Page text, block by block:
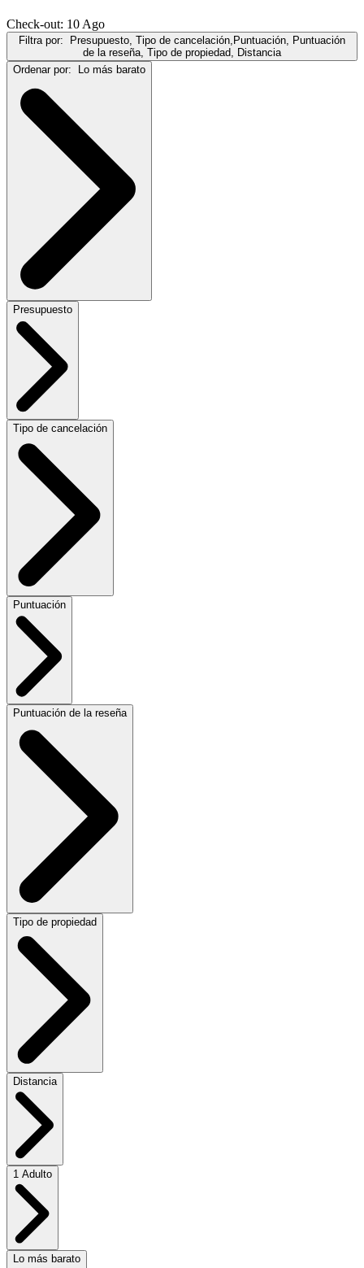
Check-out: 10 Ago
Filtra por: Presupuesto, Tipo de cancelación,Puntuación, Puntuación
de la reseña, Tipo de propiedad, Distancia
Ordenar por: Lo más barato
Presupuesto
Tipo de cancelación
Puntuación
Puntuación de la reseña
Tipo de propiedad
Distancia
1 Adulto
Lo más barato